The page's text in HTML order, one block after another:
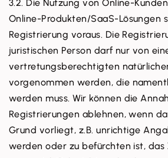
3.2. Die Nutzung von Online-
Online-Produkten/SaaS-Lösungen
Registrierung voraus. Die
juristischen Person darf nur von
vertretungsberechtigten
vorgenommen werden, die
werden muss. Wir können die
Registrierungen ablehnen, wenn
Grund vorliegt, z.B. unrichtige
werden oder zu befürchten ist, das